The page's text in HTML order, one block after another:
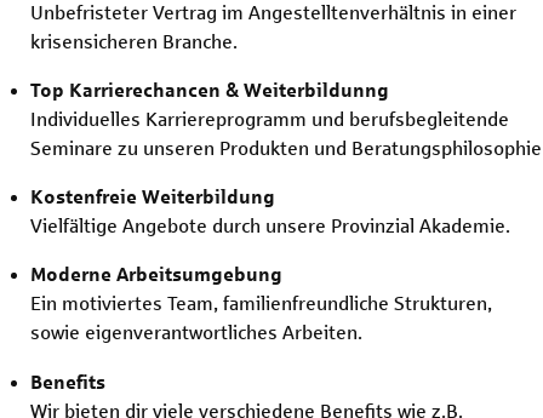
Unbefristeter Vertrag im Angestelltenverhältnis in einer
krisensicheren Branche.
Top Karrierechancen & Weiterbildunng
Individuelles Karriereprogramm und berufsbegleitende
Seminare zu unseren Produkten und Beratungsphilosophie
Kostenfreie Weiterbildung
Vielfältige Angebote durch unsere Provinzial Akademie.
Moderne Arbeitsumgebung
Ein motiviertes Team, familienfreundliche Strukturen,
sowie eigenverantwortliches Arbeiten.
Benefits
Wir bieten dir viele verschiedene Benefits wie z.B.